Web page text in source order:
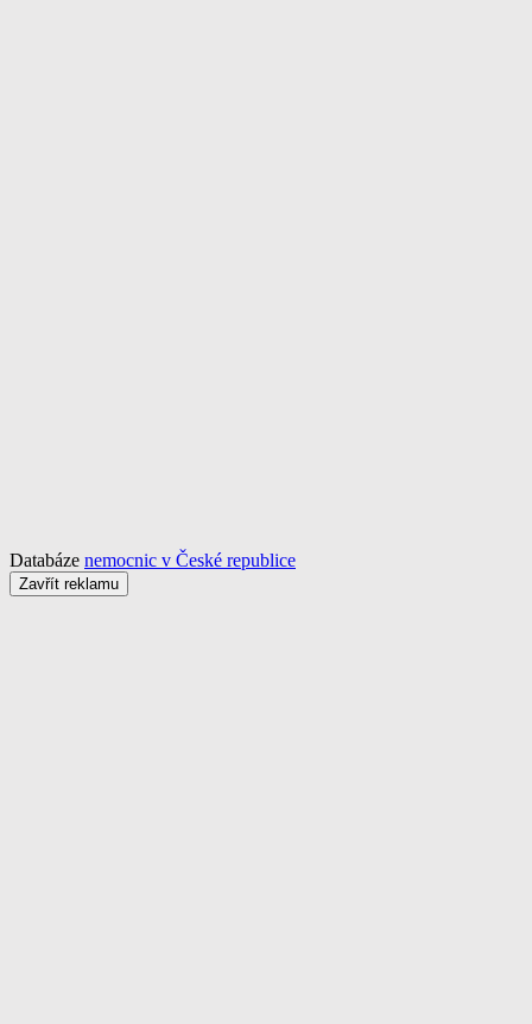
Databáze nemocnic v České republice
Zavřít reklamu